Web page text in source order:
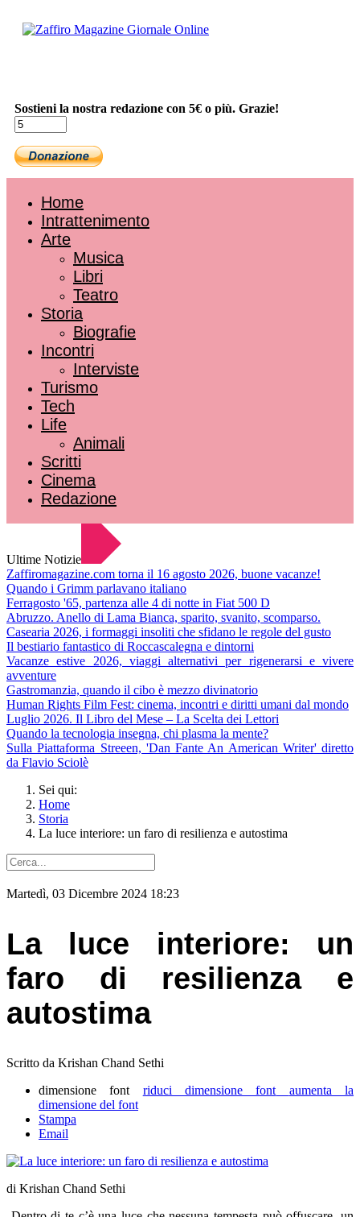
Sostieni la nostra redazione con 5€ o più. Grazie!
Home
Intrattenimento
Arte
Musica
Libri
Teatro
Storia
Biografie
Incontri
Interviste
Turismo
Tech
Life
Animali
Scritti
Cinema
Redazione
Ultime Notizie
Zaffiromagazine.com torna il 16 agosto 2026, buone vacanze!
Quando i Grimm parlavano italiano
Ferragosto '65, partenza alle 4 di notte in Fiat 500 D
Abruzzo. Anello di Lama Bianca, sparito, svanito, scomparso.
Casearia 2026, i formaggi insoliti che sfidano le regole del gusto
Il bestiario fantastico di Roccascalegna e dintorni
Vacanze estive 2026, viaggi alternativi per rigenerarsi e vivere
avventure
Gastromanzia, quando il cibo è mezzo divinatorio
Human Rights Film Fest: cinema, incontri e diritti umani dal mondo
Luglio 2026. Il Libro del Mese – La Scelta dei Lettori
Quando la tecnologia insegna, chi plasma la mente?
Sulla Piattaforma Streeen, 'Dan Fante An American Writer' diretto
da Flavio Sciolè
Sei qui:
Home
Storia
La luce interiore: un faro di resilienza e autostima
Martedì, 03 Dicembre 2024 18:23
La luce interiore: un
faro di resilienza e
autostima
Scritto da Krishan Chand Sethi
dimensione font
riduci dimensione font
aumenta la
dimensione del font
Stampa
Email
di Krishan Chand Sethi